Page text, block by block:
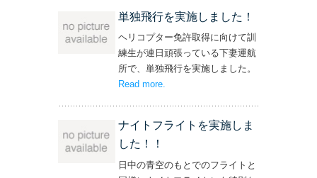
単独飛行を実施しました！
ヘリコプター免許取得に向けて訓
練生が連日頑張っている下妻運航
所で、単独飛行を実施しました。
Read more– ‘単独飛行を実施しました！’
.
ナイトフライトを実施しま
した！！
日中の青空のもとでのフライトと